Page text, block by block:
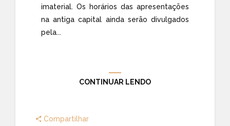
imaterial. Os horários das apresentações
na antiga capital ainda serão divulgados
pela...
CONTINUAR LENDO
Compartilhar